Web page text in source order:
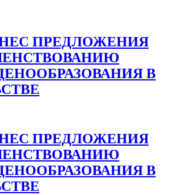
ПРЕДЛОЖЕНИЯ
В
ПРЕДЛОЖЕНИЯ
В